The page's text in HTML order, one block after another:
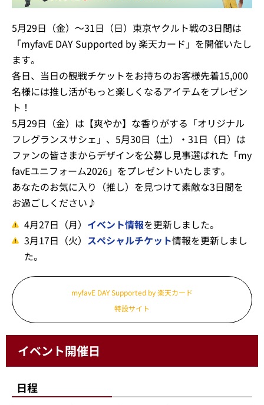
5月29日（金）～31日（日）東京ヤクルト戦の3日間は
「myfavE DAY Supported by 楽天カード」を開催いたし
ます。
各日、当日の観戦チケットをお持ちのお客様先着15,000
名様には推し活がもっと楽しくなるアイテムをプレゼン
ト！
5月29日（金）は【爽やか】な香りがする「オリジナル
フレグランスサシェ」、5月30日（土）・31日（日）は
ファンの皆さまからデザインを公募し見事選ばれた「my
favEユニフォーム2026」をプレゼントいたします。
あなたのお気に入り（推し）を見つけて素敵な3日間を
お過ごしください♪
4月27日（月） イベント情報を更新しました。
3月17日（火） スペシャルチケット情報を更新しまし
た。
myfavE DAY Supported by 楽天カード
特設サイト
イベント開催日
日程